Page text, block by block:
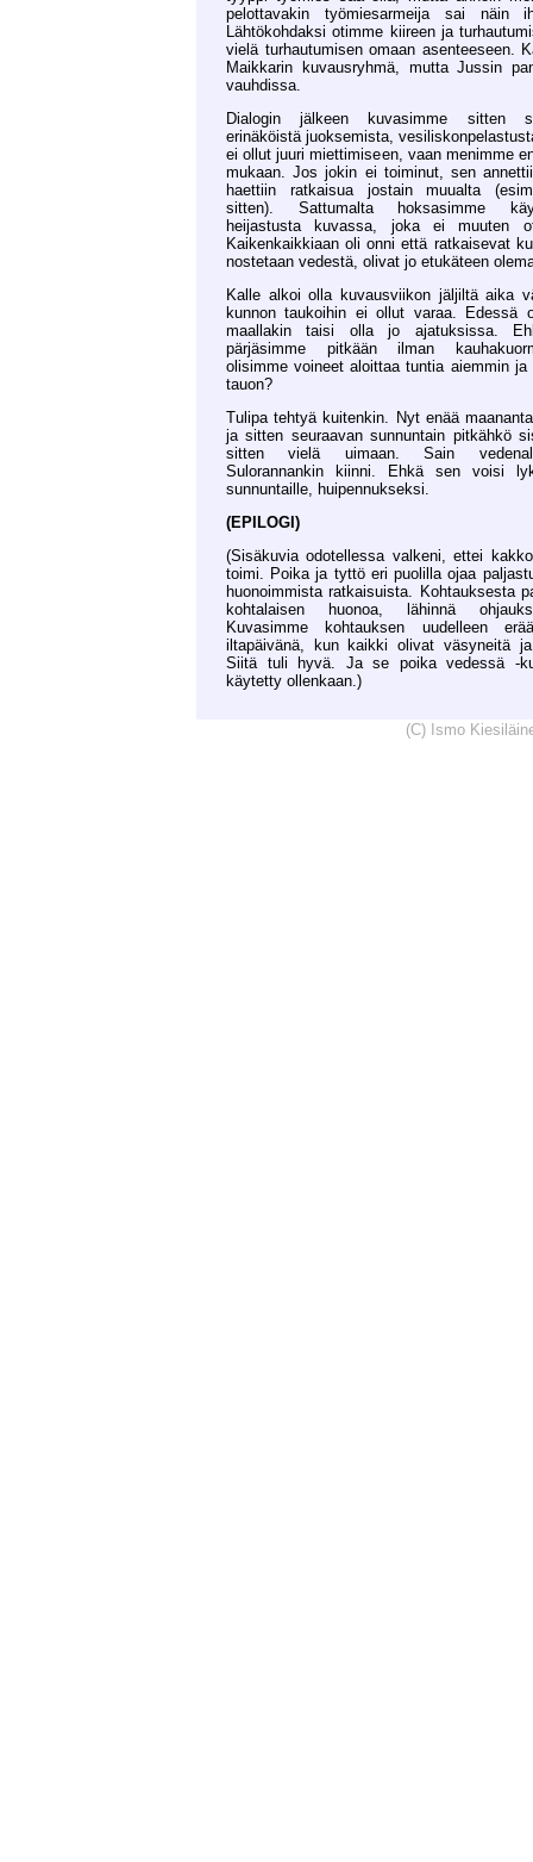
pelottavakin työmiesarmeija sai näin
Lähtökohdaksi otimme kiireen ja
vielä turhautumisen omaan asenteeseen.
Maikkarin kuvausryhmä, mutta Jussin
vauhdissa.
Dialogin jälkeen kuvasimme sitten
erinäköistä juoksemista,
ei ollut juuri miettimiseen, vaan menimme
mukaan. Jos jokin ei toiminut, sen
haettiin ratkaisua jostain muualta
sitten). Sattumalta hoksasimme
heijastusta kuvassa, joka ei muuten
Kaikenkaikkiaan oli onni että ratkaisevat
nostetaan vedestä, olivat jo etukäteen
Kalle alkoi olla kuvausviikon jäljiltä aika
kunnon taukoihin ei ollut varaa. Edessä
maallakin taisi olla jo ajatuksissa.
pärjäsimme pitkään ilman
olisimme voineet aloittaa tuntia aiemmin ja
tauon?
Tulipa tehtyä kuitenkin. Nyt enää
ja sitten seuraavan sunnuntain pitkähkö
sitten vielä uimaan. Sain
Sulorannankin kiinni. Ehkä sen voisi
sunnuntaille, huipennukseksi.
(EPILOGI)
(Sisäkuvia odotellessa valkeni, ettei
toimi. Poika ja tyttö eri puolilla ojaa
huonoimmista ratkaisuista. Kohtauksesta
kohtalaisen huonoa, lähinnä
Kuvasimme kohtauksen uudelleen
iltapäivänä, kun kaikki olivat väsyneitä
Siitä tuli hyvä. Ja se poika vedessä -
käytetty ollenkaan.)
(C) Ismo